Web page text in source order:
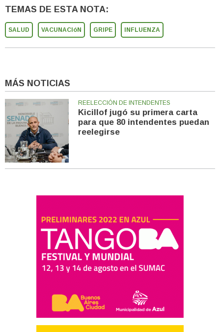
TEMAS DE ESTA NOTA:
SALUD VACUNACIóN GRIPE INFLUENZA
MÁS NOTICIAS
REELECCIÓN DE INTENDENTES
Kicillof jugó su primera carta
para que 80 intendentes puedan
reelegirse